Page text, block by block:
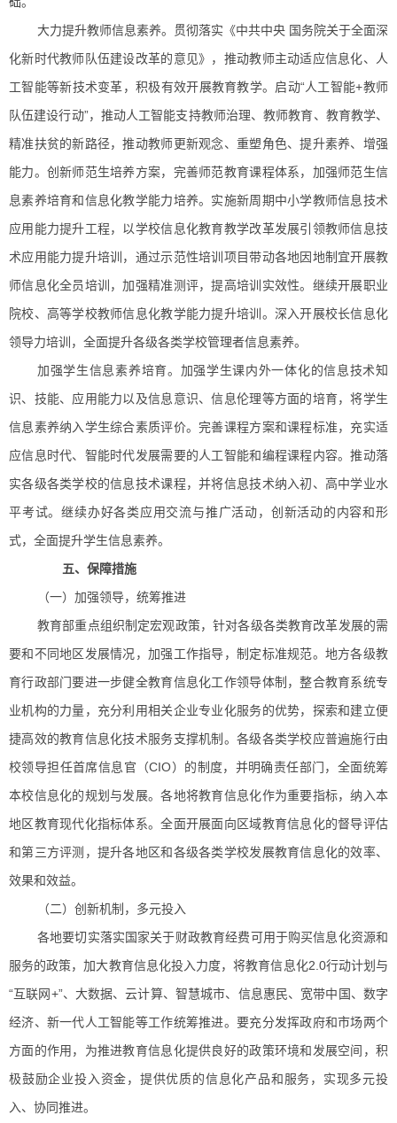
大力提升教师信息素养。贯彻落实《中共中央 国务院关于全面深
化新时代教师队伍建设改革的意见》，推动教师主动适应信息化、人
工智能等新技术变革，积极有效开展教育教学。启动“人工智能+教师
队伍建设行动”，推动人工智能支持教师治理、教师教育、教育教学、
精准扶贫的新路径，推动教师更新观念、重塑角色、提升素养、增强
能力。创新师范生培养方案，完善师范教育课程体系，加强师范生信
息素养培育和信息化教学能力培养。实施新周期中小学教师信息技术
应用能力提升工程，以学校信息化教育教学改革发展引领教师信息技
术应用能力提升培训，通过示范性培训项目带动各地因地制宜开展教
师信息化全员培训，加强精准测评，提高培训实效性。继续开展职业
院校、高等学校教师信息化教学能力提升培训。深入开展校长信息化
领导力培训，全面提升各级各类学校管理者信息素养。
加强学生信息素养培育。加强学生课内外一体化的信息技术知
识、技能、应用能力以及信息意识、信息伦理等方面的培育，将学生
信息素养纳入学生综合素质评价。完善课程方案和课程标准，充实适
应信息时代、智能时代发展需要的人工智能和编程课程内容。推动落
实各级各类学校的信息技术课程，并将信息技术纳入初、高中学业水
平考试。继续办好各类应用交流与推广活动，创新活动的内容和形
式，全面提升学生信息素养。
五、保障措施
（一）加强领导，统筹推进
教育部重点组织制定宏观政策，针对各级各类教育改革发展的需
要和不同地区发展情况，加强工作指导，制定标准规范。地方各级教
育行政部门要进一步健全教育信息化工作领导体制，整合教育系统专
业机构的力量，充分利用相关企业专业化服务的优势，探索和建立便
捷高效的教育信息化技术服务支撑机制。各级各类学校应普遍施行由
校领导担任首席信息官（CIO）的制度，并明确责任部门，全面统筹
本校信息化的规划与发展。各地将教育信息化作为重要指标，纳入本
地区教育现代化指标体系。全面开展面向区域教育信息化的督导评估
和第三方评测，提升各地区和各级各类学校发展教育信息化的效率、
效果和效益。
（二）创新机制，多元投入
各地要切实落实国家关于财政教育经费可用于购买信息化资源和
服务的政策，加大教育信息化投入力度，将教育信息化2.0行动计划与
“互联网+”、大数据、云计算、智慧城市、信息惠民、宽带中国、数字
经济、新一代人工智能等工作统筹推进。要充分发挥政府和市场两个
方面的作用，为推进教育信息化提供良好的政策环境和发展空间，积
极鼓励企业投入资金，提供优质的信息化产品和服务，实现多元投
入、协同推进。